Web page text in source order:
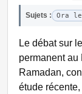
Sujets : Ora
Le débat sur
permanent au
Ramadan,
étude